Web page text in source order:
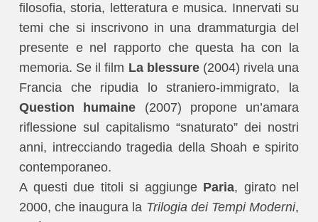
filosofia, storia, letteratura e musica. Innervati su
temi che si inscrivono in una drammaturgia del
presente e nel rapporto che questa ha con la
memoria. Se il film La blessure(2004) rivela una
Francia che ripudia lo straniero-immigrato, la
Question humaine (2007) propone un’amara
riflessione sul capitalismo “snaturato” dei nostri
anni, intrecciando tragedia della Shoah e spirito
contemporaneo.
A questi due titoli si aggiunge Paria, girato nel
2000, che inaugura la Trilogia dei Tempi Moderni,